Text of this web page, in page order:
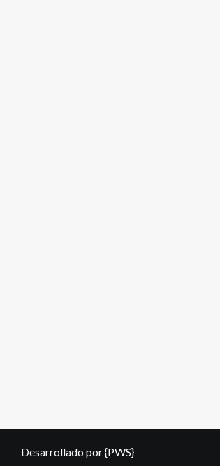
Desarrollado por{PWS}